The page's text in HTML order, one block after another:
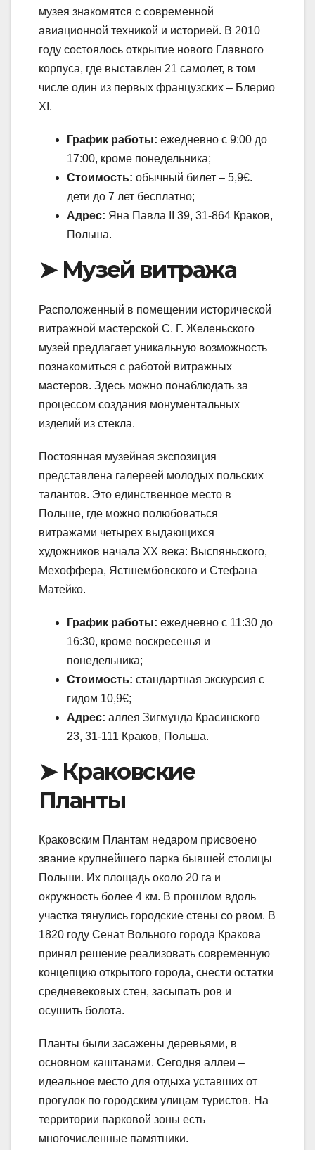
музея знакомятся с современной
авиационной техникой и историей. В 2010
году состоялось открытие нового Главного
корпуса, где выставлен 21 самолет, в том
числе один из первых французских – Блерио
XI.
График работы: ежедневно с 9:00 до
17:00, кроме понедельника;
Стоимость: обычный билет – 5,9€.
дети до 7 лет бесплатно;
Адрес: Яна Павла II 39, 31-864 Краков,
Польша.
➤ Музей витража
Расположенный в помещении исторической
витражной мастерской С. Г. Желеньского
музей предлагает уникальную возможность
познакомиться с работой витражных
мастеров. Здесь можно понаблюдать за
процессом создания монументальных
изделий из стекла.
Постоянная музейная экспозиция
представлена галереей молодых польских
талантов. Это единственное место в
Польше, где можно полюбоваться
витражами четырех выдающихся
художников начала XX века: Выспяньского,
Мехоффера, Ястшембовского и Стефана
Матейко.
График работы: ежедневно с 11:30 до
16:30, кроме воскресенья и
понедельника;
Стоимость: стандартная экскурсия с
гидом 10,9€;
Адрес: аллея Зигмунда Красинского
23, 31-111 Краков, Польша.
➤ Краковские
Планты
Краковским Плантам недаром присвоено
звание крупнейшего парка бывшей столицы
Польши. Их площадь около 20 га и
окружность более 4 км. В прошлом вдоль
участка тянулись городские стены со рвом. В
1820 году Сенат Вольного города Кракова
принял решение реализовать современную
концепцию открытого города, снести остатки
средневековых стен, засыпать ров и
осушить болота.
Планты были засажены деревьями, в
основном каштанами. Сегодня аллеи –
идеальное место для отдыха уставших от
прогулок по городским улицам туристов. На
территории парковой зоны есть
многочисленные памятники.